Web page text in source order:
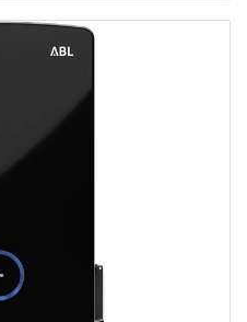
à tout moment pour une
rapide et utilisation
la ABL Wallbox eM4 Twin
par une seule personne.
ABL, disponible sur Android
encore plus facile. Son
retours visuels et sonores
utilisateur fluide. Une borne
Twin est disponible en
de contrôle intégrée, ou
de manière économique